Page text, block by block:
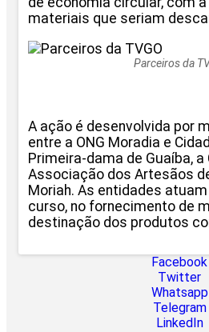
materiais que seriam
Parceiros da
A ação é desenvolvida por
entre a ONG Moradia e
Primeira-dama de Guaíba, a
Associação dos Artesãos
Moriah. As entidades
curso, no fornecimento de
destinação dos produtos
Facebook
Twitter
Whatsapp
Telegram
LinkedIn